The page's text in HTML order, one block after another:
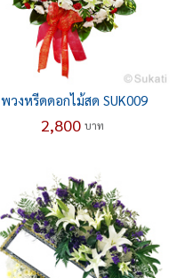
พวงหรีดดอกไม้สด SUK009
2,800 บาท